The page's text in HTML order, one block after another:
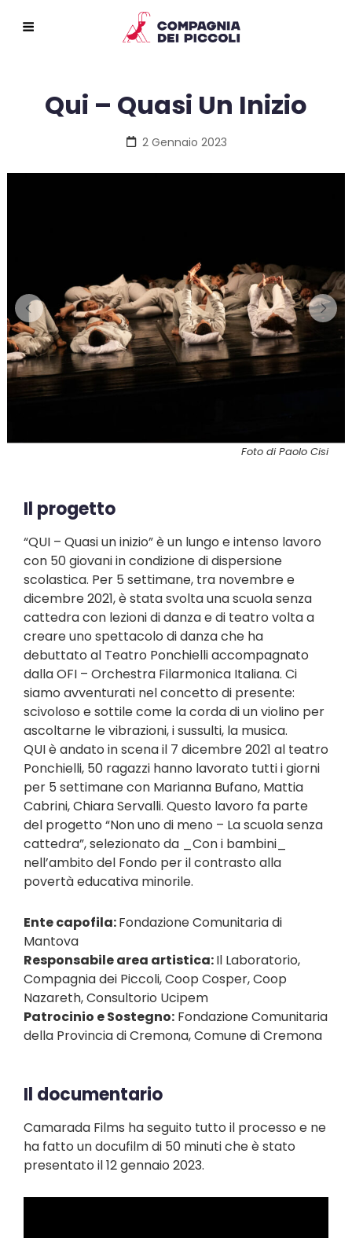
Qui – Quasi Un Inizio
Posted
2 Gennaio 2023
Foto di Paolo Cisi
Il progetto
“QUI – Quasi un inizio” è un lungo e intenso lavoro
con 50 giovani in condizione di dispersione
scolastica. Per 5 settimane, tra novembre e
dicembre 2021, è stata svolta una scuola senza
cattedra con lezioni di danza e di teatro volta a
creare uno spettacolo di danza che ha
debuttato al Teatro Ponchielli accompagnato
dalla OFI – Orchestra Filarmonica Italiana. Ci
siamo avventurati nel concetto di presente:
scivoloso e sottile come la corda di un violino per
ascoltarne le vibrazioni, i sussulti, la musica.
QUI è andato in scena il 7 dicembre 2021 al teatro
Ponchielli, 50 ragazzi hanno lavorato tutti i giorni
per 5 settimane con Marianna Bufano, Mattia
Cabrini, Chiara Servalli. Questo lavoro fa parte
del progetto “Non uno di meno – La scuola senza
cattedra”, selezionato da _Con i bambini_
nell’ambito del Fondo per il contrasto alla
povertà educativa minorile.
Ente capofila:Fondazione Comunitaria di
Mantova
Responsabile area artistica:Il Laboratorio,
Compagnia dei Piccoli, Coop Cosper, Coop
Nazareth, Consultorio Ucipem
Patrocinio e Sostegno: Fondazione Comunitaria
della Provincia di Cremona, Comune di Cremona
Il documentario
Camarada Films ha seguito tutto il processo e ne
ha fatto un docufilm di 50 minuti che è stato
presentato il 12 gennaio 2023.